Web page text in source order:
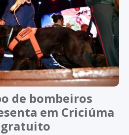
de bombeiros
em Criciúma
gratuito